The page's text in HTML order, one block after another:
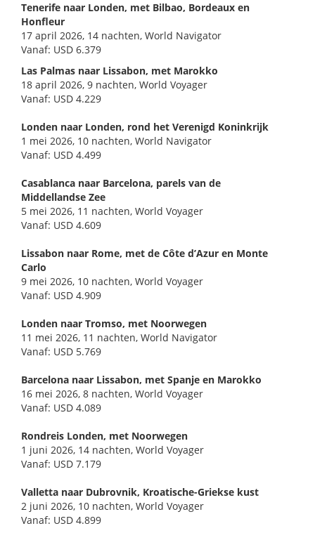
Tenerife naar Londen, met Bilbao, Bordeaux en
Honfleur
17 april 2026, 14 nachten, World Navigator
Vanaf: USD 6.379
Las Palmas naar Lissabon, met Marokko
18 april 2026, 9 nachten, World Voyager
Vanaf: USD 4.229
Londen naar Londen, rond het Verenigd Koninkrijk
1 mei 2026, 10 nachten, World Navigator
Vanaf: USD 4.499
Casablanca naar Barcelona, parels van de
Middellandse Zee
5 mei 2026, 11 nachten, World Voyager
Vanaf: USD 4.609
Lissabon naar Rome, met de Côte d’Azur en Monte
Carlo
9 mei 2026, 10 nachten, World Voyager
Vanaf: USD 4.909
Londen naar Tromso, met Noorwegen
11 mei 2026, 11 nachten, World Navigator
Vanaf: USD 5.769
Barcelona naar Lissabon, met Spanje en Marokko
16 mei 2026, 8 nachten, World Voyager
Vanaf: USD 4.089
Rondreis Londen, met Noorwegen
1 juni 2026, 14 nachten, World Voyager
Vanaf: USD 7.179
Valletta naar Dubrovnik, Kroatische-Griekse kust
2 juni 2026, 10 nachten, World Voyager
Vanaf: USD 4.899